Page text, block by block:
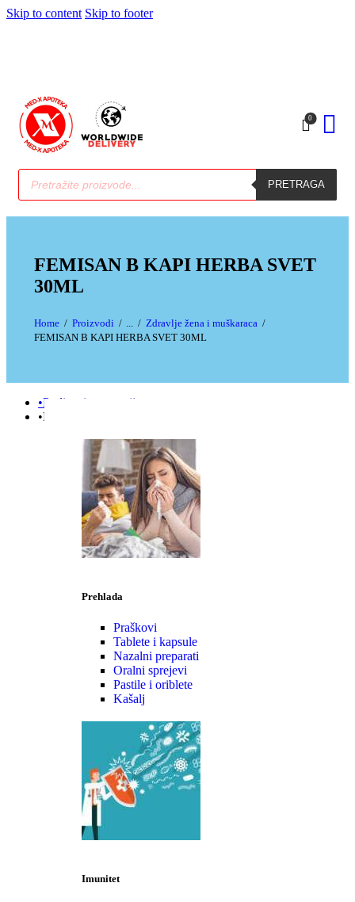
Skip to content Skip to footer
0
PRETRAGA
FEMISAN B KAPI HERBA SVET
30ML
Home Proizvodi
Zdravlje žena i muškaraca
FEMISAN B KAPI HERBA SVET 30ML
•Podizanje e-terapije
•Prehlada | Imunitet
Prehlada
Praškovi
Tablete i kapsule
Nazalni preparati
Oralni sprejevi
Pastile i oriblete
Kašalj
Imunitet